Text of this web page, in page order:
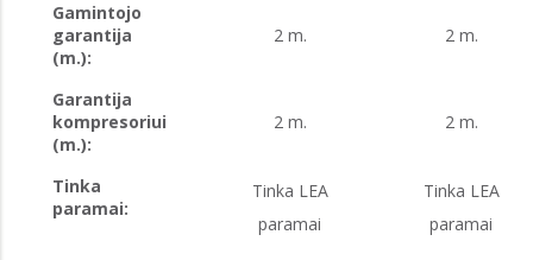
Gamintojo
garantija
(m.):
2 m. 2 m.
Garantija
kompresoriui
(m.):
2 m. 2 m.
Tinka
paramai:
Tinka LEA
paramai
Tinka LEA
paramai